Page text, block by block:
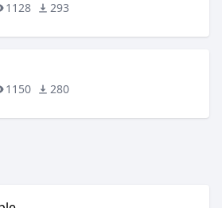
1128 293
1150 280